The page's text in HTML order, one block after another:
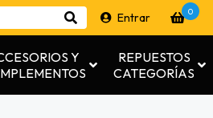
Entrar 0
Y
REPUESTOS
CATEGORÍAS